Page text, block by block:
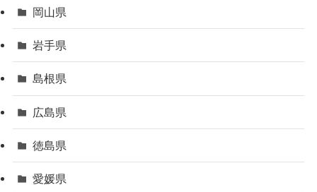
岡山県
岩手県
島根県
広島県
徳島県
愛媛県